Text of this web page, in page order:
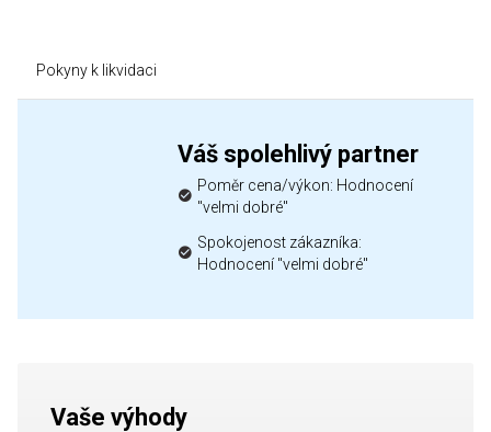
Pokyny k likvidaci
Váš spolehlivý partner
Poměr cena/výkon: Hodnocení
"velmi dobré"
Spokojenost zákazníka:
Hodnocení "velmi dobré"
Vaše výhody